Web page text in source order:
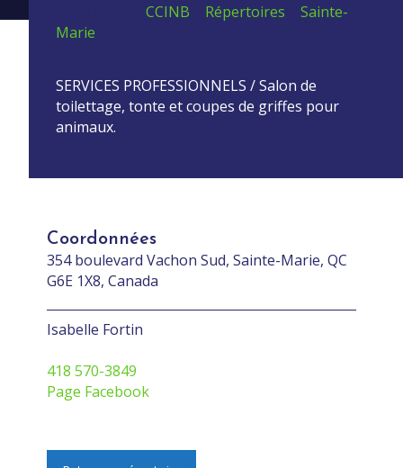
CCINB Répertoires
Sainte-
Marie
SERVICES PROFESSIONNELS / Salon de
toilettage, tonte et coupes de griffes pour
animaux.
Coordonnées
354 boulevard Vachon Sud, Sainte-Marie, QC
G6E 1X8, Canada
Isabelle Fortin
418 570-3849
Page Facebook